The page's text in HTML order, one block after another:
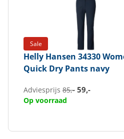
Sale
Helly Hansen 34330
Quick Dry Pants navy
Adviesprijs 85,- 59,-
Op voorraad